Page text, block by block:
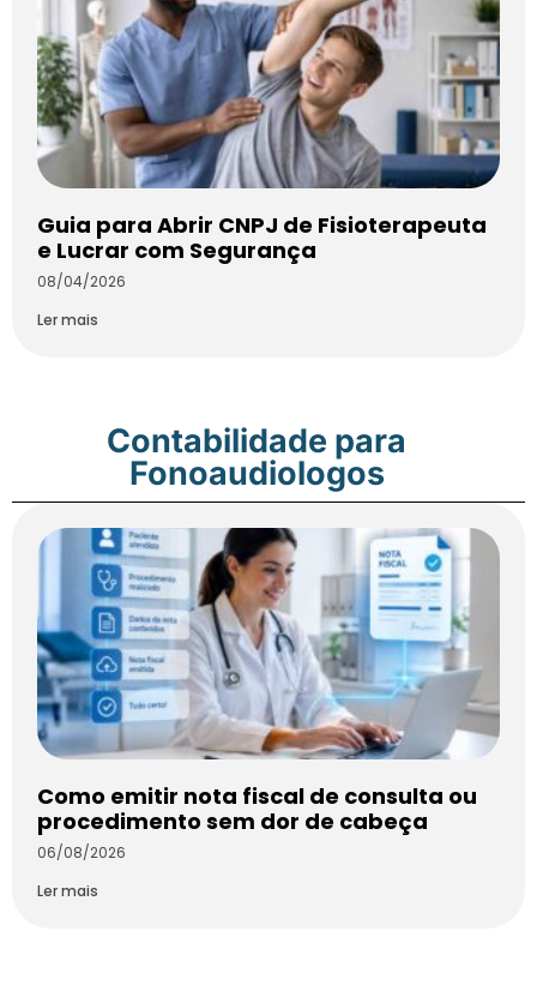
Guia para Abrir CNPJ de Fisioterapeuta
e Lucrar com Segurança
08/04/2026
Ler mais
Contabilidade para
Fonoaudiologos
Como emitir nota fiscal de consulta ou
procedimento sem dor de cabeça
06/08/2026
Ler mais